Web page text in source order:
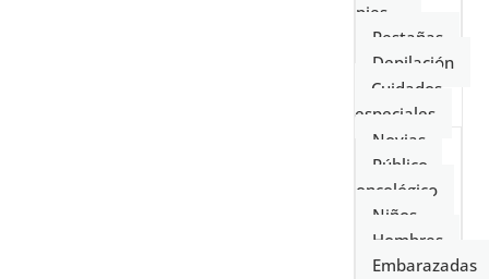
pies
Pestañas
Depilación
Cuidados
especiales
Novias
Público
oncológico
Niños
Hombres
Embarazadas